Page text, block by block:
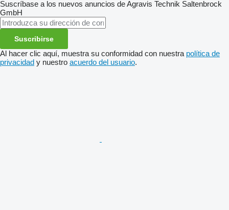
Suscríbase a los nuevos anuncios de Agravis Technik Saltenbrock
GmbH
Suscribirse
Al hacer clic aquí, muestra su conformidad con nuestra política de
privacidad y nuestro acuerdo del usuario.